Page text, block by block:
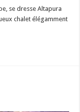
se dresse Altapura
chalet élégamment